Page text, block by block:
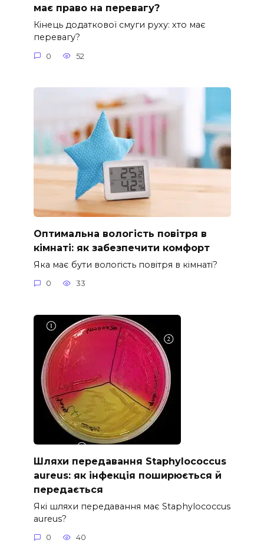
має право на перевагу?
Кінець додаткової смуги руху: хто має
перевагу?
0 52
Оптимальна вологість повітря в
кімнаті: як забезпечити комфорт
Яка має бути вологість повітря в кімнаті?
0 33
Шляхи передавання Staphylococcus
aureus: як інфекція поширюється й
передається
Які шляхи передавання має Staphylococcus
aureus?
0 40